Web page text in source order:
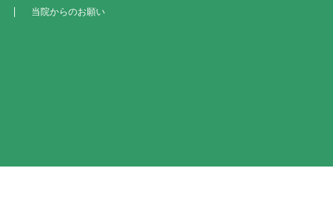
当院からのお願い